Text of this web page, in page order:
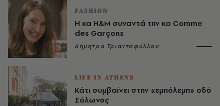
FASHION
Η κα H&M συναντά την κα Comme
des Garçons
Δήμητρα Τριανταφύλλου
LIFE IN ATHENS
Κάτι συμβαίνει στην «εμπόλεμη» οδό
Σόλωνος